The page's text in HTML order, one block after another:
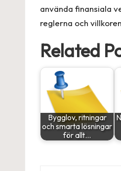
använda finansiala
reglerna och
Related
Bygglov, ritningar
och smarta lösningar
för allt…